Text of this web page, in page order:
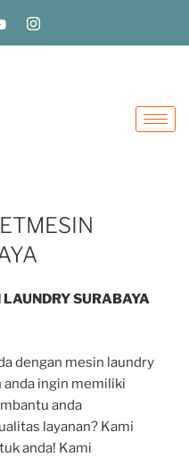
SURABAYA
dengan mesin laundry
anda ingin memiliki
anda
layanan? Kami
anda! Kami